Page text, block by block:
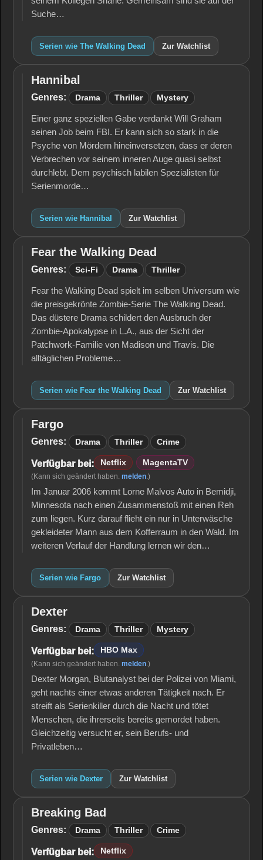
Suche…
Serien wie The Walking Dead Zur Watchlist
Hannibal
Hannibal
Genres: Drama Thriller Mystery
Einer ganz speziellen Gabe verdankt Will Graham
seinen Job beim FBI. Er kann sich so stark in die
Psyche von Mördern hineinversetzen, dass er deren
Verbrechen vor seinem inneren Auge quasi selbst
durchlebt. Dem psychisch labilen Spezialisten für
Serienmorde…
Serien wie Hannibal Zur Watchlist
Fear
the
Dead
Fear the Walking Dead
Genres: Sci-Fi Drama Thriller
Fear the Walking Dead spielt im selben Universum wie
die preisgekrönte Zombie-Serie The Walking Dead.
Das düstere Drama schildert den Ausbruch der
Zombie-Apokalypse in L.A., aus der Sicht der
Patchwork-Familie von Madison und Travis. Die
alltäglichen Probleme…
Serien wie Fear the Walking Dead Zur Watchlist
Fargo
Fargo
Genres: Drama Thriller Crime
Verfügbar bei: Netflix MagentaTV
(Kann sich geändert haben. melden.)
Im Januar 2006 kommt Lorne Malvos Auto in Bemidji,
Minnesota nach einen Zusammenstoß mit einen Reh
zum liegen. Kurz darauf flieht ein nur in Unterwäsche
gekleideter Mann aus dem Kofferraum in den Wald. Im
weiteren Verlauf der Handlung lernen wir den…
Serien wie Fargo Zur Watchlist
Dexter
Dexter
Genres: Drama Thriller Mystery
Verfügbar bei: HBO Max
(Kann sich geändert haben. melden.)
Dexter Morgan, Blutanalyst bei der Polizei von Miami,
geht nachts einer etwas anderen Tätigkeit nach. Er
streift als Serienkiller durch die Nacht und tötet
Menschen, die ihrerseits bereits gemordet haben.
Gleichzeitig versucht er, sein Berufs- und
Privatleben…
Serien wie Dexter Zur Watchlist
Breaking
Bad
Breaking Bad
Genres: Drama Thriller Crime
Verfügbar bei: Netflix